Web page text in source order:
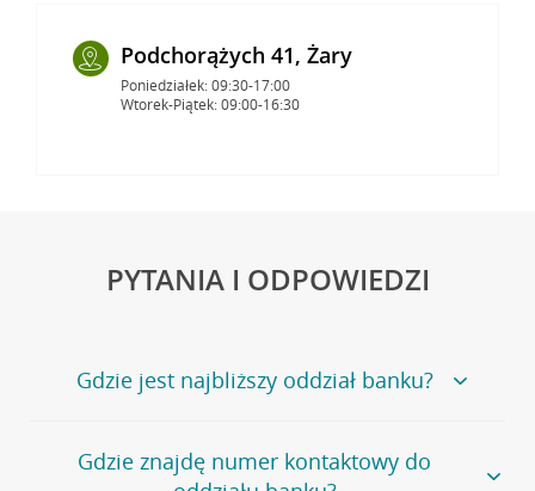
Podchorążych 41, Żary
Poniedziałek: 09:30-17:00
Wtorek-Piątek: 09:00-16:30
PYTANIA I ODPOWIEDZI
Gdzie jest najbliższy oddział banku?
Jeśli szukasz oddziału naszego banku, zapraszamy na
stronęPlacówki i bankomaty, na której znajduje się
Gdzie znajdę numer kontaktowy do